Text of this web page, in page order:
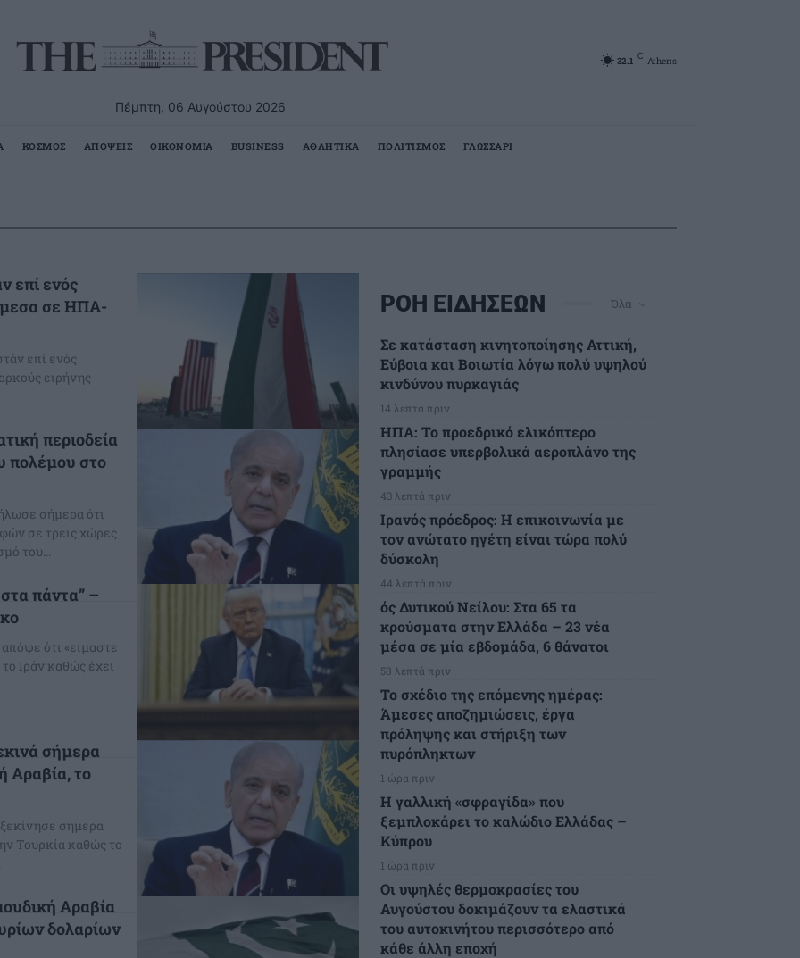
Πέμπτη, 06 Αυγούστου 2026
32.1 C Athens
ΚΟΣΜΟΣ ΑΠΟΨΕΙΣ ΟΙΚΟΝΟΜΙΑ BUSINESS ΑΘΛΗΤΙΚΑ ΠΟΛΙΤΙΣΜΟΣ ΓΛΩΣΣΑΡΙ
επί ενός
σε ΗΠΑ-
επί ενός
ειρήνης
περιοδεία
πολέμου στο
σήμερα ότι
σε τρεις χώρες
του...
πάντα” –
ότι «είμαστε
Ιράν καθώς έχει
σήμερα
Αραβία, το
σήμερα
Τουρκία καθώς το
Αραβία
δολαρίων
ΡΟΗ ΕΙΔΗΣΕΩΝ Όλα
Σε κατάσταση κινητοποίησης Αττική,
Εύβοια και Βοιωτία λόγω πολύ υψηλού
κινδύνου πυρκαγιάς
14 λεπτά πριν
ΗΠΑ: Το προεδρικό ελικόπτερο
πλησίασε υπερβολικά αεροπλάνο της
γραμμής
43 λεπτά πριν
Ιρανός πρόεδρος: Η επικοινωνία με
τον ανώτατο ηγέτη είναι τώρα πολύ
δύσκολη
44 λεπτά πριν
ός Δυτικού Νείλου: Στα 65 τα
κρούσματα στην Ελλάδα – 23 νέα
μέσα σε μία εβδομάδα, 6 θάνατοι
58 λεπτά πριν
Το σχέδιο της επόμενης ημέρας:
Άμεσες αποζημιώσεις, έργα
πρόληψης και στήριξη των
πυρόπληκτων
1 ώρα πριν
Η γαλλική «σφραγίδα» που
ξεμπλοκάρει το καλώδιο Ελλάδας –
Κύπρου
1 ώρα πριν
Οι υψηλές θερμοκρασίες του
Αυγούστου δοκιμάζουν τα ελαστικά
του αυτοκινήτου περισσότερο από
κάθε άλλη εποχή